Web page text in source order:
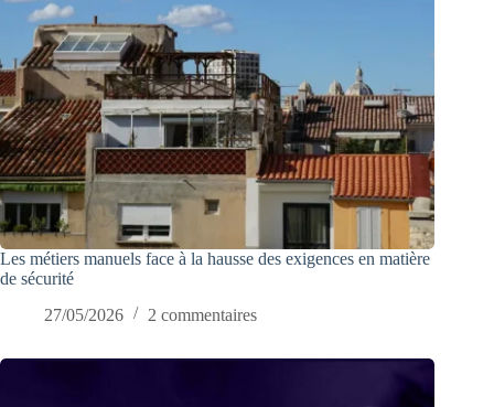
Les métiers manuels face à la hausse des exigences en matière
de sécurité
27/05/2026
2 commentaires